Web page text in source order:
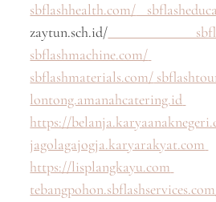
sbflashhealth.com/
zaytun.sch.id/
sbflashmachine.com/
sbflashmaterials.com/
lontong.amanahcatering.id
https://
jagolagajogja.karyarakyat.com
https://lisplangkayu.com